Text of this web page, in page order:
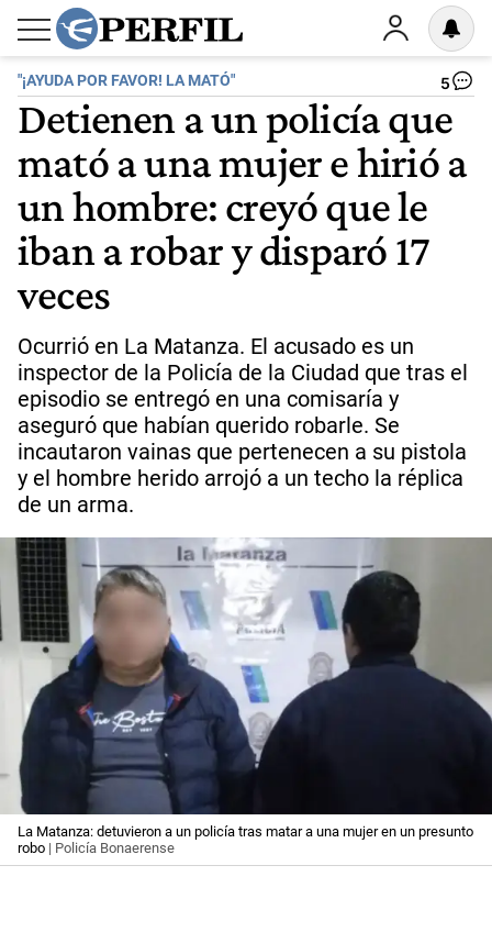
"¡AYUDA POR FAVOR! LA MATÓ" 5
Detienen a un policía que
mató a una mujer e hirió a
un hombre: creyó que le
iban a robar y disparó 17
veces
Ocurrió en La Matanza. El acusado es un
inspector de la Policía de la Ciudad que tras el
episodio se entregó en una comisaría y
aseguró que habían querido robarle. Se
incautaron vainas que pertenecen a su pistola
y el hombre herido arrojó a un techo la réplica
de un arma.
La Matanza: detuvieron a un policía tras matar a una mujer en un presunto
robo | Policía Bonaerense